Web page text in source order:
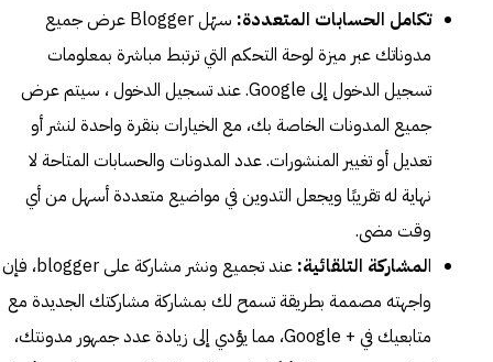
تكامل الحسابات المتعددة:
سهّل Blogger عرض جميع
مدوناتك عبر ميزة لوحة التحكم التي ترتبط مباشرة بمعلومات
تسجيل الدخول إلى Google. عند تسجيل الدخول ، سيتم عرض
جميع المدونات الخاصة بك، مع الخيارات بنقرة واحدة لنشر أو
تعديل أو تغيير المنشورات. عدد المدونات والحسابات المتاحة لا
نهاية له تقريبًا ويجعل التدوين في مواضيع متعددة أسهل من أي
وقت مضى.
المشاركة التلقائية:
عند تجميع ونشر مشاركة على blogger، فإن
واجهته مصممة بطريقة تسمح لك بمشاركة مشاركتك الجديدة مع
متابعيك في + Google، مما يؤدي إلى زيادة عدد جمهور مدونتك،